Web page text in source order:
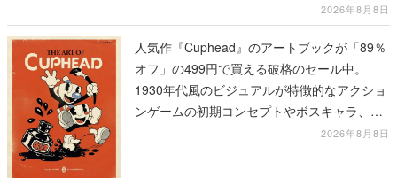
2026年8月8日
人気作『Cuphead』のアートブックが「89％
オフ」の499円で買える破格のセール中。
1930年代風のビジュアルが特徴的なアクショ
ンゲームの初期コンセプトやボスキャラ、ス
2026年8月8日